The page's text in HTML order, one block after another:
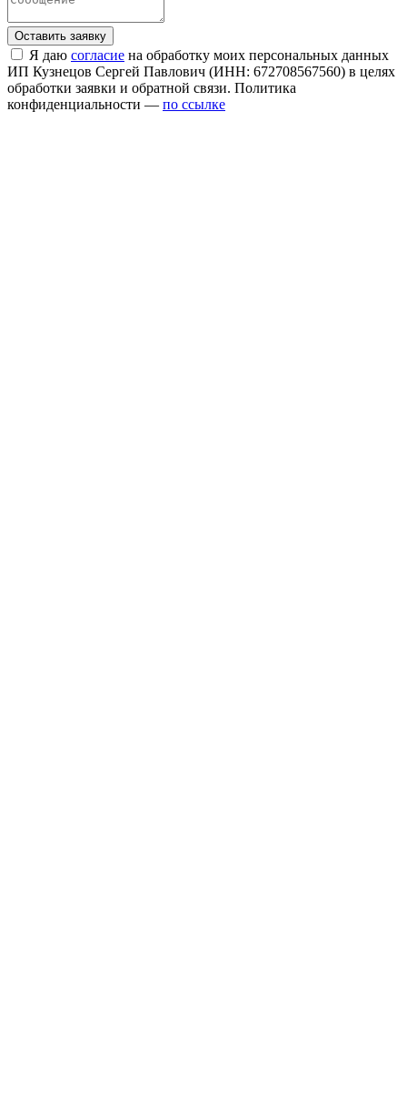
Я даю согласие на обработку моих персональных данных
ИП Кузнецов Сергей Павлович (ИНН: 672708567560) в целях
обработки заявки и обратной связи. Политика
конфиденциальности — по ссылке